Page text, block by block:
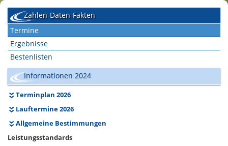
Zahlen-Daten-Fakten
Termine
Ergebnisse
Bestenlisten
Informationen 2024
Terminplan 2026
Lauftermine 2026
Allgemeine Bestimmungen
Leistungsstandards